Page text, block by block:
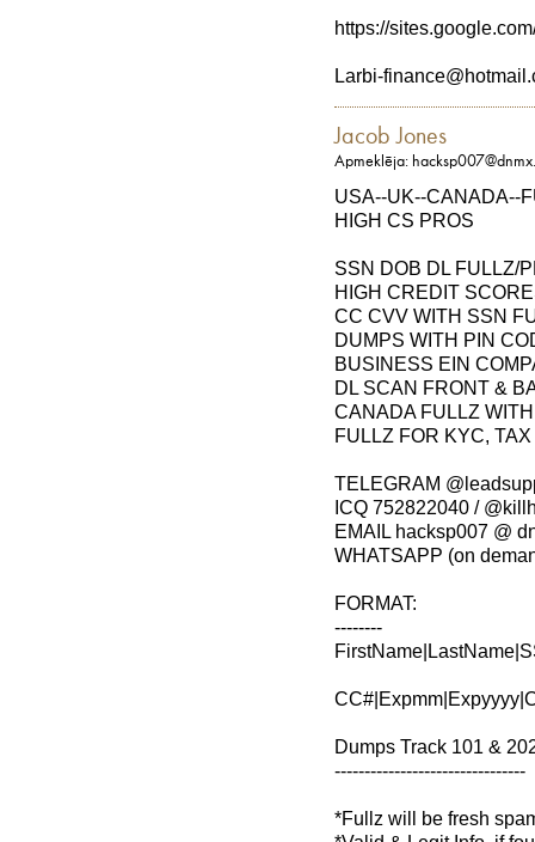
https://
Larbi-
Jacob Jones
Apmeklēja:
USA--UK--
HIGH CS PROS
SSN DOB DL FULLZ/
HIGH CREDIT
CC CVV WITH SSN
DUMPS WITH PIN
BUSINESS EIN
DL SCAN FRONT &
CANADA FULLZ
FULLZ FOR KYC,
TELEGRAM
ICQ 752822040 /
EMAIL hacksp007 @
WHATSAPP (on
FORMAT:
--------
Dumps Track 101 &
--------------------------------
*Fullz will be fresh